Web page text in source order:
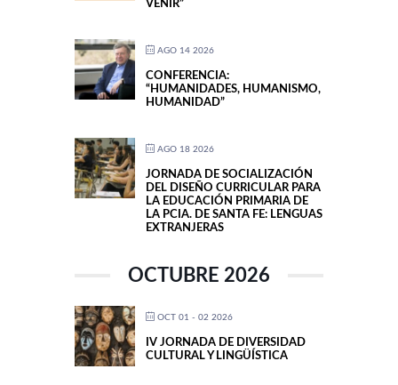
VENIR”
AGO 14 2026
CONFERENCIA:
“HUMANIDADES, HUMANISMO,
HUMANIDAD”
AGO 18 2026
JORNADA DE SOCIALIZACIÓN
DEL DISEÑO CURRICULAR PARA
LA EDUCACIÓN PRIMARIA DE
LA PCIA. DE SANTA FE: LENGUAS
EXTRANJERAS
OCTUBRE 2026
OCT 01 - 02 2026
IV JORNADA DE DIVERSIDAD
CULTURAL Y LINGÜÍSTICA